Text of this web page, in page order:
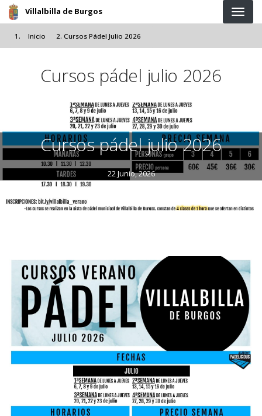
Pasar al contenido principal
Villalbilla de Burgos
Inicio Cursos Pádel Julio 2026
Cursos pádel julio 2026
Cursos pádel julio 2026
22 Junio, 2026